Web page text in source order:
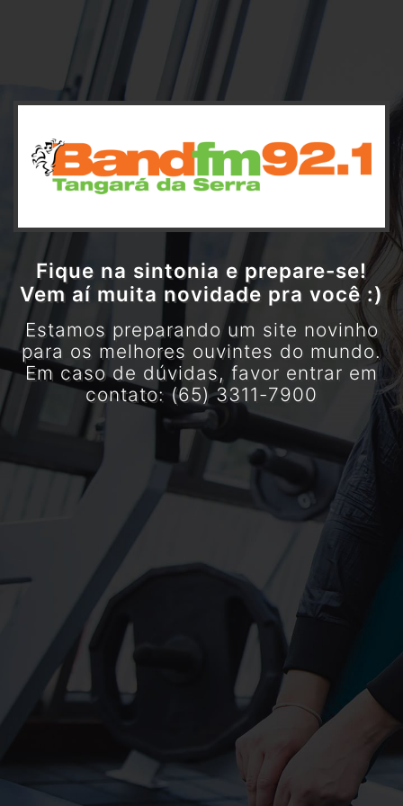
Fique na sintonia e prepare-se!
Vem aí muita novidade pra você :)
Estamos preparando um site novinho
para os melhores ouvintes do mundo.
Em caso de dúvidas, favor entrar em
contato: (65) 3311-7900